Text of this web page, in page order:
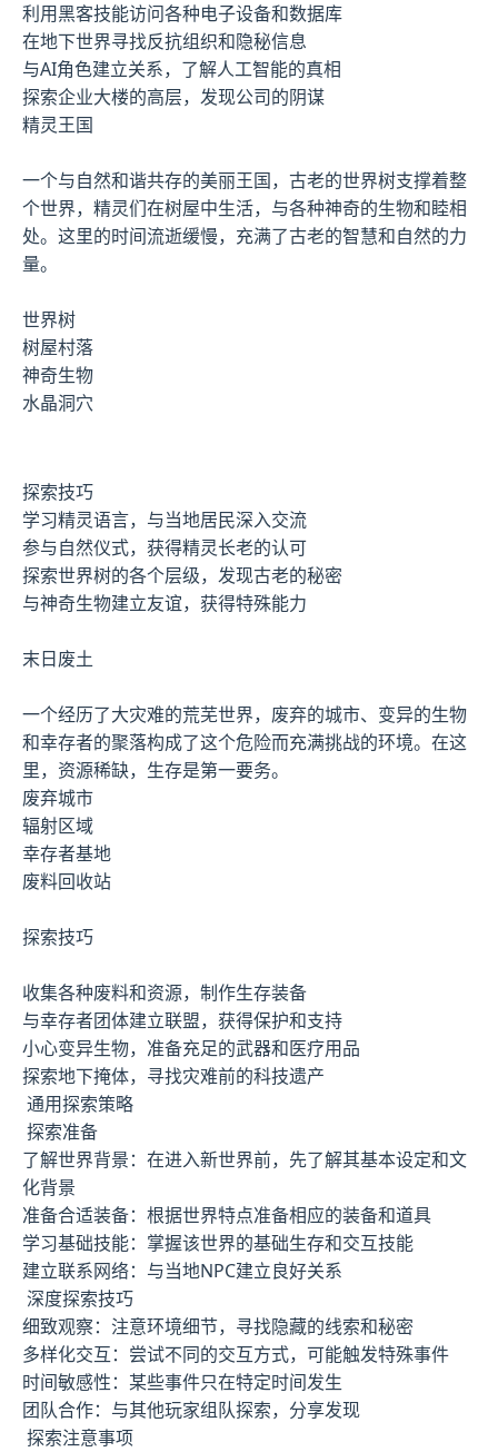
利用黑客技能访问各种电子设备和数据库
在地下世界寻找反抗组织和隐秘信息
与AI角色建立关系，了解人工智能的真相
探索企业大楼的高层，发现公司的阴谋
精灵王国
一个与自然和谐共存的美丽王国，古老的世界树支撑着整
个世界，精灵们在树屋中生活，与各种神奇的生物和睦相
处。这里的时间流逝缓慢，充满了古老的智慧和自然的力
量。
世界树
树屋村落
神奇生物
水晶洞穴
探索技巧
学习精灵语言，与当地居民深入交流
参与自然仪式，获得精灵长老的认可
探索世界树的各个层级，发现古老的秘密
与神奇生物建立友谊，获得特殊能力
末日废土
一个经历了大灾难的荒芜世界，废弃的城市、变异的生物
和幸存者的聚落构成了这个危险而充满挑战的环境。在这
里，资源稀缺，生存是第一要务。
废弃城市
辐射区域
幸存者基地
废料回收站
探索技巧
收集各种废料和资源，制作生存装备
与幸存者团体建立联盟，获得保护和支持
小心变异生物，准备充足的武器和医疗用品
探索地下掩体，寻找灾难前的科技遗产
通用探索策略
探索准备
了解世界背景：在进入新世界前，先了解其基本设定和文
化背景
准备合适装备：根据世界特点准备相应的装备和道具
学习基础技能：掌握该世界的基础生存和交互技能
建立联系网络：与当地NPC建立良好关系
深度探索技巧
细致观察：注意环境细节，寻找隐藏的线索和秘密
多样化交互：尝试不同的交互方式，可能触发特殊事件
时间敏感性：某些事件只在特定时间发生
团队合作：与其他玩家组队探索，分享发现
探索注意事项